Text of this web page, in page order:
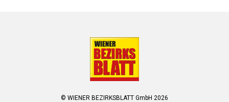
© WIENER BEZIRKSBLATT GmbH 2026